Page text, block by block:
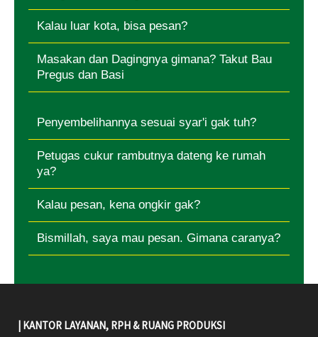
Kalau luar kota, bisa pesan?
Masakan dan Dagingnya gimana? Takut Bau
Pregus dan Basi
Penyembelihannya sesuai syar'i gak tuh?
Petugas cukur rambutnya dateng ke rumah
ya?
Kalau pesan, kena ongkir gak?
Bismillah, saya mau pesan. Gimana caranya?
| KANTOR LAYANAN, RPH & RUANG PRODUKSI